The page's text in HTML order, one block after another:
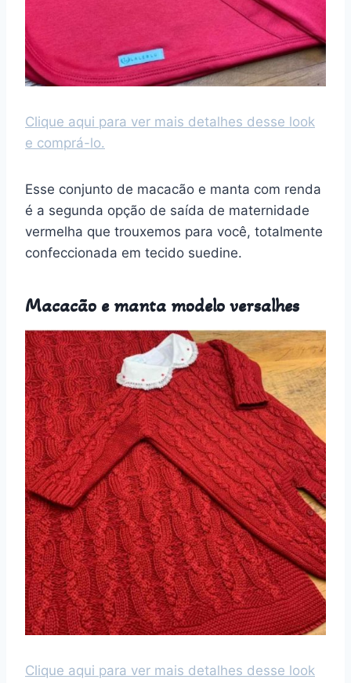
Clique aqui para ver mais detalhes desse look
e comprá-lo.
Esse conjunto de macacão e manta com renda
é a segunda opção de saída de maternidade
vermelha que trouxemos para você, totalmente
confeccionada em tecido suedine.
Macacão e manta modelo versalhes
Clique aqui para ver mais detalhes desse look